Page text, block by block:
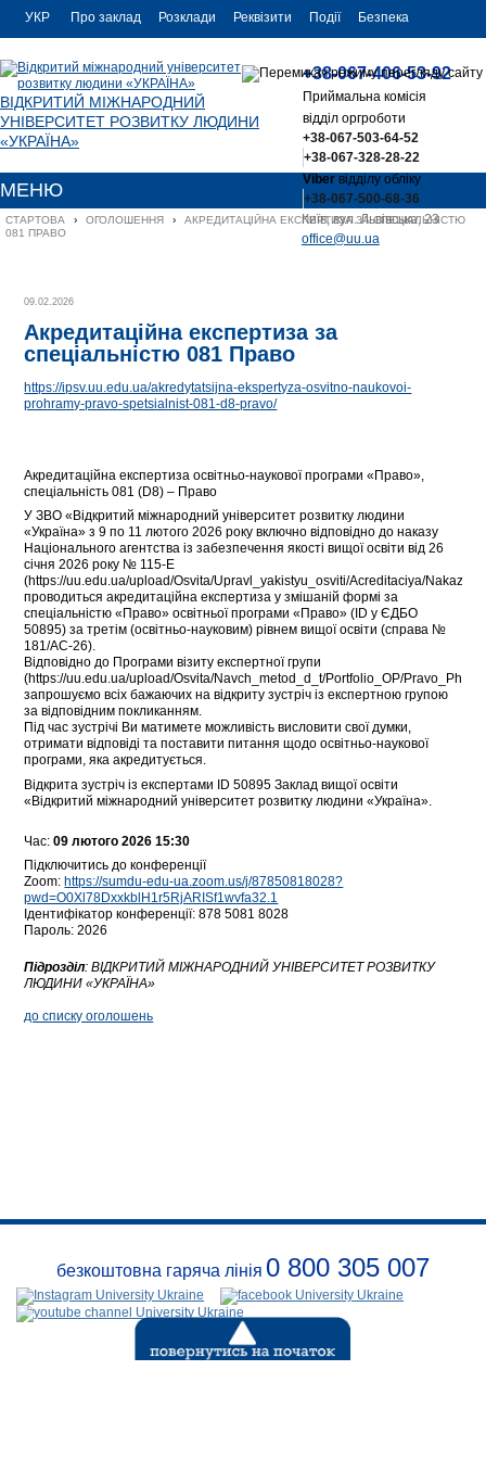
УКР
ENG
Про заклад Розклади Реквізити Події Безпека
ВІДКРИТИЙ МІЖНАРОДНИЙ
УНІВЕРСИТЕТ РОЗВИТКУ ЛЮДИНИ
«УКРАЇНА»
+38-067-406-53-92
Приймальна комісія
відділ оргроботи
+38-067-503-64-52
+38-067-328-28-22
Viberвідділу обліку
+38-067-500-68-36
Київ, вул. Львівська, 23
office@uu.ua
МЕНЮ
СТАРТОВА › ОГОЛОШЕННЯ ›
АКРЕДИТАЦІЙНА ЕКСПЕРТИЗА ЗА СПЕЦІАЛЬНІСТЮ
081 ПРАВО
09.02.2026
Акредитаційна експертиза за
спеціальністю 081 Право
https://ipsv.uu.edu.ua/akredytatsijna-ekspertyza-osvitno-naukovoi-
prohramy-pravo-spetsialnist-081-d8-pravo/
Акредитаційна експертиза освітньо-наукової програми «Право»,
спеціальність 081 (D8) – Право
У ЗВО «Відкритий міжнародний університет розвитку людини
«Україна» з 9 по 11 лютого 2026 року включно відповідно до наказу
Національного агентства із забезпечення якості вищої освіти від 26
січня 2026 року № 115-Е
(https://uu.edu.ua/upload/Osvita/Upravl_yakistyu_osviti/Acreditaciya/
проводиться акредитаційна експертиза у змішаній формі за
спеціальністю «Право» освітньої програми «Право» (ID у ЄДБО
50895) за третім (освітньо-науковим) рівнем вищої освіти (справа №
181/АС-26).
Відповідно до Програми візиту експертної групи
(https://uu.edu.ua/upload/Osvita/Navch_metod_d_t/Portfolio_OP/Pravo_PhD/
запрошуємо всіх бажаючих на відкриту зустріч із експертною групою
за відповідним покликанням.
Під час зустрічі Ви матимете можливість висловити свої думки,
отримати відповіді та поставити питання щодо освітньо-наукової
програми, яка акредитується.
Відкрита зустріч із експертами ID 50895 Заклад вищої освіти
«Відкритий міжнародний університет розвитку людини «Україна».
Час:09 лютого 2026 15:30
Підключитись до конференції
Zoom: https://sumdu-edu-ua.zoom.us/j/87850818028?
pwd=O0Xl78DxxkblH1r5RjARISf1wvfa32.1
Ідентифікатор конференції: 878 5081 8028
Пароль: 2026
Підрозділ:ВІДКРИТИЙ МІЖНАРОДНИЙ УНІВЕРСИТЕТ РОЗВИТКУ
ЛЮДИНИ «УКРАЇНА»
до списку оголошень
безкоштовна гаряча лінія 0 800 305 007
Про
заклад